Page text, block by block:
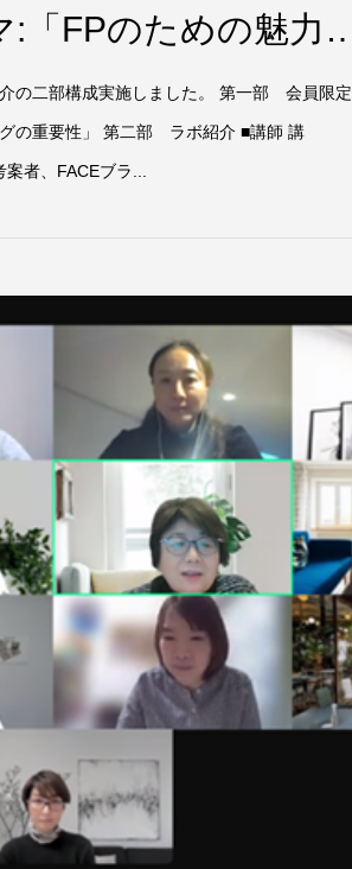
「FPのための魅力
の重要性」 第二
の二部構成実施しました。 第一部 会員限
の重要性」 第二部 ラボ紹介 ■講師 講
者、FACEブラ...